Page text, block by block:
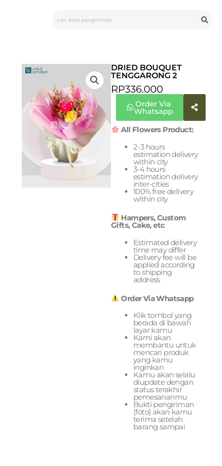
DRIED BOUQUET
TENGGARONG 2
RP336.000
Order Via
Whatsapp
All Flowers Product:
2-3 hours
estimation delivery
within city
3-4 hours
estimation delivery
inter-cities
100% free delivery
within city
Hampers, Custom
Gifts, Cake, etc
Estimated delivery
time may differ
Delivery fee will be
applied according
to shipping
address
Order Via Whatsapp
Klik tombol yang
berada di bawah
layar kamu
Kami akan
membantu untuk
mencari produk
yang kamu
inginkan
Kamu akan selalu
diupdate dengan
status terakhir
pemesananmu
Bukti pengiriman
(foto) akan kamu
terima setelah
barang sampai